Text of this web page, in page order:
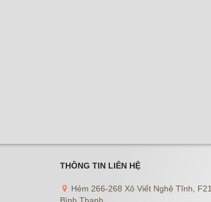
THÔNG TIN LIÊN HỆ
Hẻm 266-268 Xô Viết Nghệ Tĩnh, F21,
Bình Thạnh.